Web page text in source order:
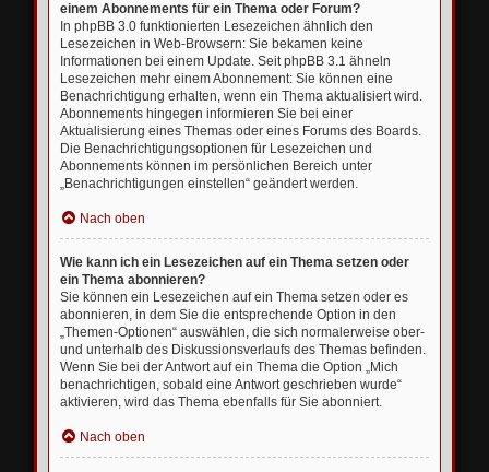
einem Abonnements für ein Thema oder Forum?
In phpBB 3.0 funktionierten Lesezeichen ähnlich den
Lesezeichen in Web-Browsern: Sie bekamen keine
Informationen bei einem Update. Seit phpBB 3.1 ähneln
Lesezeichen mehr einem Abonnement: Sie können eine
Benachrichtigung erhalten, wenn ein Thema aktualisiert wird.
Abonnements hingegen informieren Sie bei einer
Aktualisierung eines Themas oder eines Forums des Boards.
Die Benachrichtigungsoptionen für Lesezeichen und
Abonnements können im persönlichen Bereich unter
„Benachrichtigungen einstellen“ geändert werden.
Nach oben
Wie kann ich ein Lesezeichen auf ein Thema setzen oder
ein Thema abonnieren?
Sie können ein Lesezeichen auf ein Thema setzen oder es
abonnieren, in dem Sie die entsprechende Option in den
„Themen-Optionen“ auswählen, die sich normalerweise ober-
und unterhalb des Diskussionsverlaufs des Themas befinden.
Wenn Sie bei der Antwort auf ein Thema die Option „Mich
benachrichtigen, sobald eine Antwort geschrieben wurde“
aktivieren, wird das Thema ebenfalls für Sie abonniert.
Nach oben